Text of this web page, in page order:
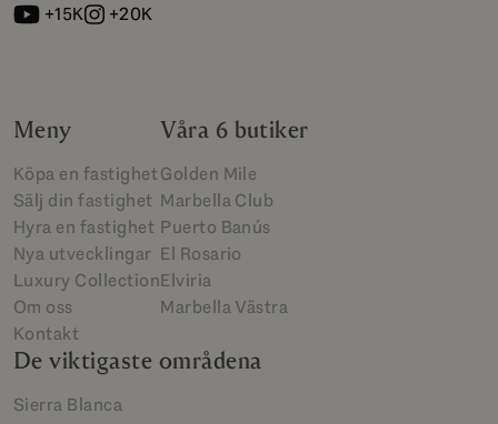
+15K
+20K
Meny
Köpa en fastighet
Sälj din fastighet
Hyra en fastighet
Nya utvecklingar
Luxury Collection
Om oss
Kontakt
Våra 6 butiker
Golden Mile
Marbella Club
Puerto Banús
El Rosario
Elviria
Marbella Västra
De viktigaste områdena
Sierra Blanca